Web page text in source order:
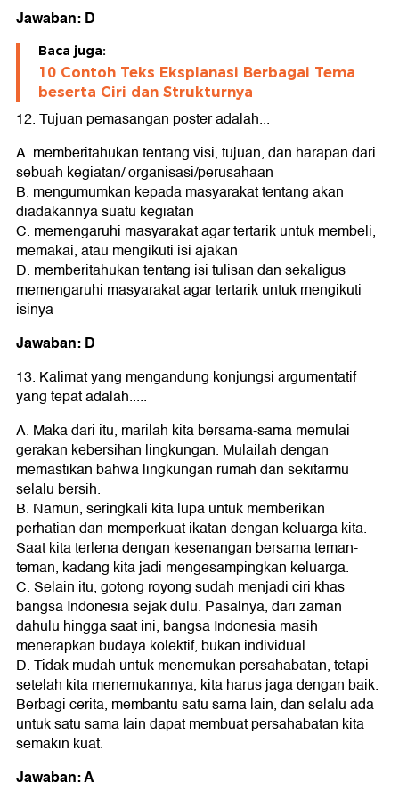
Jawaban: D
Baca juga:
10 Contoh Teks Eksplanasi Berbagai Tema
beserta Ciri dan Strukturnya
12. Tujuan pemasangan poster adalah...
A. memberitahukan tentang visi, tujuan, dan harapan dari
sebuah kegiatan/ organisasi/perusahaan
B. mengumumkan kepada masyarakat tentang akan
diadakannya suatu kegiatan
C. memengaruhi masyarakat agar tertarik untuk membeli,
memakai, atau mengikuti isi ajakan
D. memberitahukan tentang isi tulisan dan sekaligus
memengaruhi masyarakat agar tertarik untuk mengikuti
isinya
Jawaban: D
13. Kalimat yang mengandung konjungsi argumentatif
yang tepat adalah.....
A. Maka dari itu, marilah kita bersama-sama memulai
gerakan kebersihan lingkungan. Mulailah dengan
memastikan bahwa lingkungan rumah dan sekitarmu
selalu bersih.
B. Namun, seringkali kita lupa untuk memberikan
perhatian dan memperkuat ikatan dengan keluarga kita.
Saat kita terlena dengan kesenangan bersama teman-
teman, kadang kita jadi mengesampingkan keluarga.
C. Selain itu, gotong royong sudah menjadi ciri khas
bangsa Indonesia sejak dulu. Pasalnya, dari zaman
dahulu hingga saat ini, bangsa Indonesia masih
menerapkan budaya kolektif, bukan individual.
D. Tidak mudah untuk menemukan persahabatan, tetapi
setelah kita menemukannya, kita harus jaga dengan baik.
Berbagi cerita, membantu satu sama lain, dan selalu ada
untuk satu sama lain dapat membuat persahabatan kita
semakin kuat.
Jawaban: A